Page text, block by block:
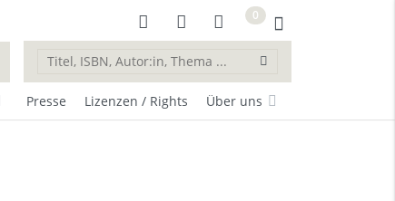
0
Presse Lizenzen / Rights Über uns